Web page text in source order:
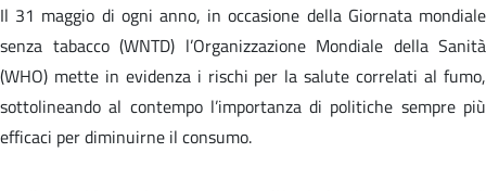
Il 31 maggio di ogni anno, in occasione della Giornata mondiale
senza tabacco (WNTD) l’Organizzazione Mondiale della Sanità
(WHO) mette in evidenza i rischi per la salute correlati al fumo,
sottolineando al contempo l’importanza di politiche sempre più
efficaci per diminuirne il consumo.